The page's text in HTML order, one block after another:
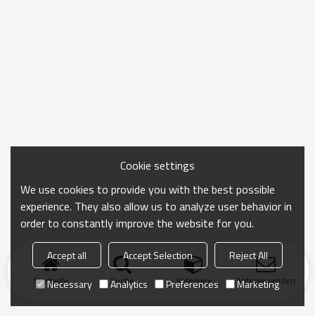
Startseite Suche Kategorie Anfrage senden
Cookie settings
We use cookies to provide you with the best possible
experience. They also allow us to analyze user behavior in
order to constantly improve the website for you.
Accept all Accept Selection
Reject All
Necessary
Analytics Preferences Marketing